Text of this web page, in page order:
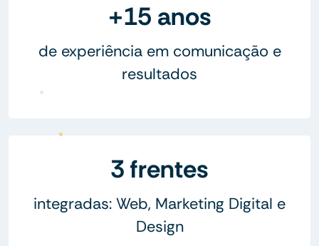
+15 anos
de experiência em comunicação e
resultados
3 frentes
integradas: Web, Marketing Digital e
Design